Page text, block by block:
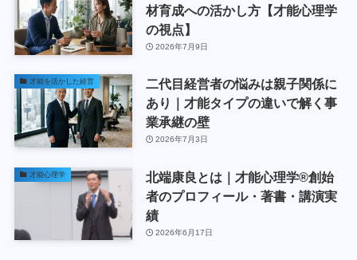
材育成への活かし方【才能心理学
の視点】
2026年7月9日
才能を活かした経営
二代目経営者の悩みは親子関係に
あり｜才能タイプの違いで解く事
業承継の壁
2026年7月3日
才能心理学
北端康良とは｜才能心理学®創始
者のプロフィール・著書・講演実
績
2026年6月17日